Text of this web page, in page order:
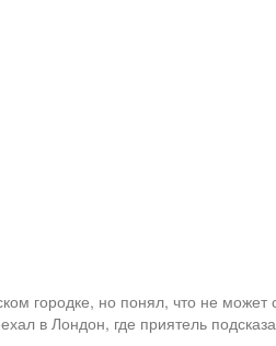
городке, но понял, что не
в Лондон, где приятель